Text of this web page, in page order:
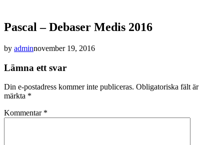
Pascal – Debaser Medis 2016
by adminnovember 19, 2016
Lämna ett svar
Din e-postadress kommer inte publiceras. Obligatoriska fält är
märkta *
Kommentar *